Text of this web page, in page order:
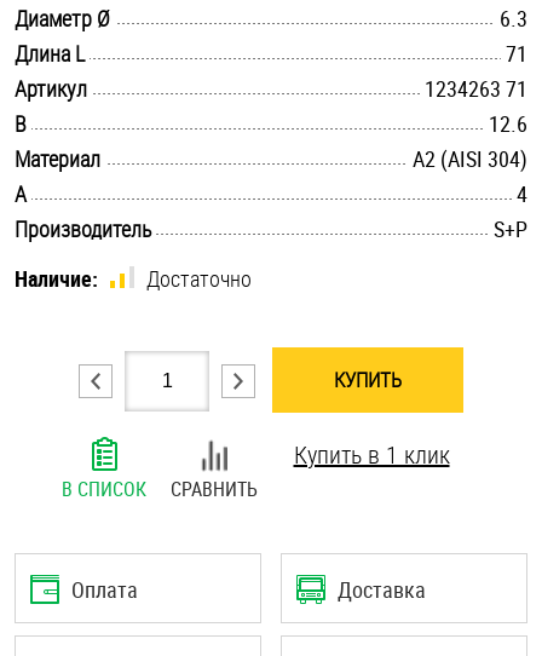
Стопорные кольца
Хомуты
Шплинты
Штифты и пальцы
Диаметр Ø
6.3
Длина L
71
Артикул
1234263 71
B
12.6
Материал
А2 (AISI 304)
A
4
Производитель
S+P
Наличие:
Достаточно
КУПИТЬ
В СПИСОК СРАВНИТЬ
Купить в 1 клик
Оплата Доставка